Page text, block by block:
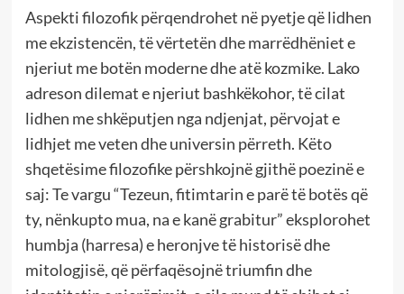
Aspekti filozofik përqendrohet në pyetje që lidhen
me ekzistencën, të vërtetën dhe marrëdhëniet e
njeriut me botën moderne dhe atë kozmike. Lako
adreson dilemat e njeriut bashkëkohor, të cilat
lidhen me shkëputjen nga ndjenjat, përvojat e
lidhjet me veten dhe universin përreth. Këto
shqetësime filozofike përshkojnë gjithë poezinë e
saj: Te vargu “Tezeun, fitimtarin e parë të botës që
ty, nënkupto mua, na e kanë grabitur” eksplorohet
humbja (harresa) e heronjve të historisë dhe
mitologjisë, që përfaqësojnë triumfin dhe